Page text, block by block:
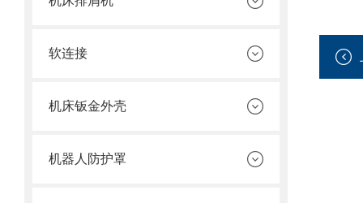
软连接
机床钣金外壳
机器人防护罩